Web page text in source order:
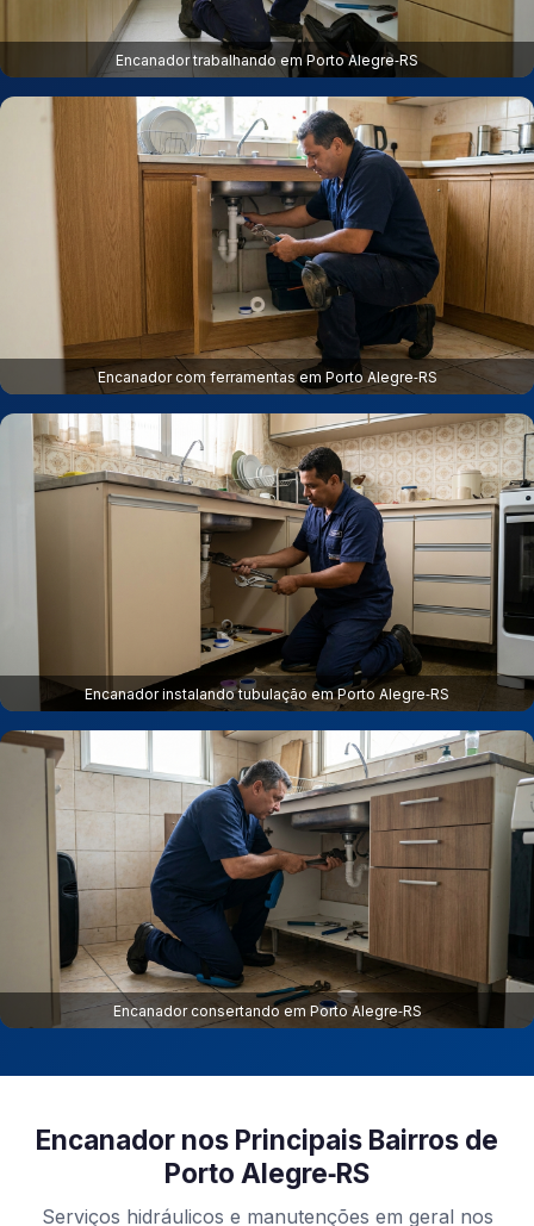
Encanador trabalhando em Porto Alegre‑RS
Encanador com ferramentas em Porto Alegre‑RS
Encanador instalando tubulação em Porto Alegre‑RS
Encanador consertando em Porto Alegre‑RS
Encanador nos Principais Bairros de
Porto Alegre‑RS
Serviços hidráulicos e manutenções em geral nos